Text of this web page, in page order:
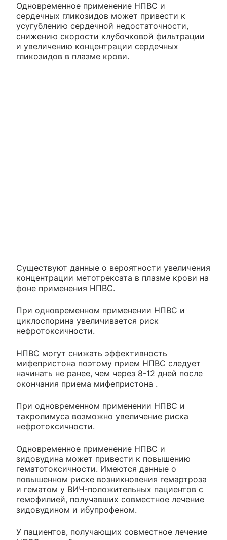
Одновременное применение НПВС и
сердечных гликозидов может привести к
усугублению сердечной недостаточности,
снижению скорости клубочковой фильтрации
и увеличению концентрации сердечных
гликозидов в плазме крови.
Существуют данные о вероятности увеличения
концентрации метотрексата в плазме крови на
фоне применения НПВС.
При одновременном применении НПВС и
циклоспорина увеличивается риск
нефротоксичности.
НПВС могут снижать эффективность
мифепристона поэтому прием НПВС следует
начинать не ранее, чем через 8-12 дней после
окончания приема мифепристона .
При одновременном применении НПВС и
такролимуса возможно увеличение риска
нефротоксичности.
Одновременное применение НПВС и
зидовудина может привести к повышению
гематотоксичности. Имеются данные о
повышенном риске возникновения гемартроза
и гематом у ВИЧ-положительных пациентов с
гемофилией, получавших совместное лечение
зидовудином и ибупрофеном.
У пациентов, получающих совместное лечение